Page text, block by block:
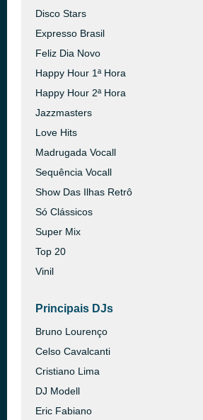
Disco Stars
Expresso Brasil
Feliz Dia Novo
Happy Hour 1ª Hora
Happy Hour 2ª Hora
Jazzmasters
Love Hits
Madrugada Vocall
Sequência Vocall
Show Das Ilhas Retrô
Só Clássicos
Super Mix
Top 20
Vinil
Principais DJs
Bruno Lourenço
Celso Cavalcanti
Cristiano Lima
DJ Modell
Eric Fabiano